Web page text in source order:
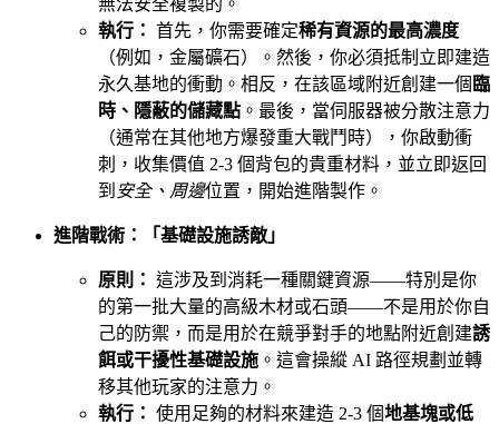
執行： 首先，你需要確定稀有資源的最高濃度
（例如，金屬礦石）。然後，你必須抵制立即建造
永久基地的衝動。相反，在該區域附近創建一個 臨
時、隱蔽的儲藏點 。最後，當伺服器被分散注意力
（通常在其他地方爆發重大戰鬥時），你啟動衝
刺，收集價值 2-3 個背包的貴重材料，並立即返回
到 安全、周邊位置，開始進階製作。
進階戰術：「基礎設施誘敵」
原則： 這涉及到消耗一種關鍵資源——特別是你
的第一批大量的高級木材或石頭——不是用於你自
己的防禦，而是用於在競爭對手的地點附近創建誘
餌或干擾性基礎設施 。這會操縱 AI 路徑規劃並轉
移其他玩家的注意力。
執行： 使用足夠的材料來建造 2-3 個地基塊或低